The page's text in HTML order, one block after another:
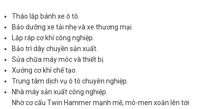
Tháo lắp bánh xe ô tô.
Bảo dưỡng xe tải nhẹ và xe thương mại.
Lắp ráp cơ khí công nghiệp.
Bảo trì dây chuyền sản xuất.
Sửa chữa máy móc và thiết bị.
Xưởng cơ khí chế tạo.
Trung tâm dịch vụ ô tô chuyên nghiệp.
Nhà máy sản xuất công nghiệp.
Nhờ cơ cấu Twin Hammer mạnh mẽ, mô-men xoắn lên tới